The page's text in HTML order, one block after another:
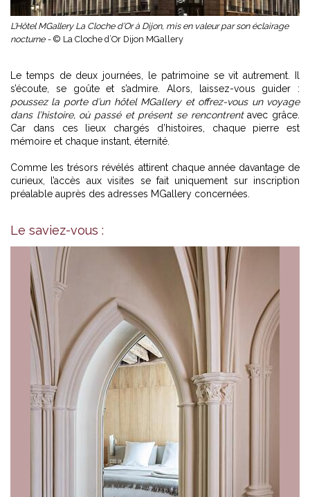
L’Hôtel MGallery La Cloche d’Or à Dijon, mis en valeur par son éclairage
nocturne - © La Cloche d’Or Dijon MGallery
Le temps de deux journées, le patrimoine se vit autrement. Il
s’écoute, se goûte et s’admire. Alors, laissez-vous guider :
poussez la porte d’un hôtel MGallery et offrez-vous un voyage
dans l’histoire, où passé et présent se rencontrentavec grâce.
Car dans ces lieux chargés d’histoires, chaque pierre est
mémoire et chaque instant, éternité.
Comme les trésors révélés attirent chaque année davantage de
curieux, l’accès aux visites se fait uniquement sur inscription
préalable auprès des adresses MGallery concernées.
Le saviez-vous :